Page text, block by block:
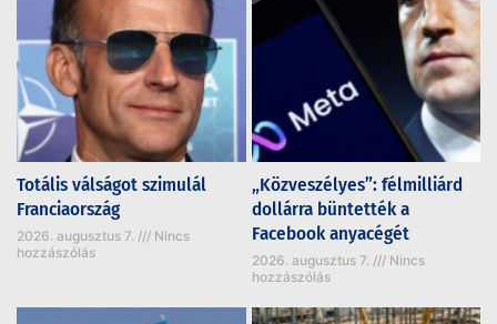
Totális válságot szimulál
Franciaország
2026. augusztus 7.
Nincs
hozzászólás
„Közveszélyes”: félmilliárd
dollárra büntették a
Facebook anyacégét
2026. augusztus 7.
Nincs
hozzászólás